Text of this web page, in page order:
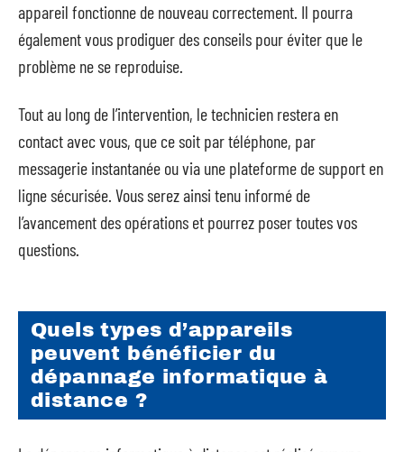
appareil fonctionne de nouveau correctement. Il pourra
également vous prodiguer des conseils pour éviter que le
problème ne se reproduise.
Tout au long de l’intervention, le technicien restera en
contact avec vous, que ce soit par téléphone, par
messagerie instantanée ou via une plateforme de support en
ligne sécurisée. Vous serez ainsi tenu informé de
l’avancement des opérations et pourrez poser toutes vos
questions.
Quels types d’appareils
peuvent bénéficier du
dépannage informatique à
distance ?